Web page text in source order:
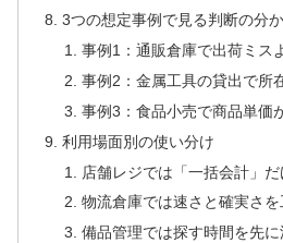
3つの想定事例で見る判断の分
事例1：通販倉庫で出荷ミス
事例2：金属工具の貸出で所
事例3：食品小売で商品単価
利用場面別の使い分け
店舗レジでは「一括会計」
物流倉庫では速さと確実さを
備品管理では探す時間を先に